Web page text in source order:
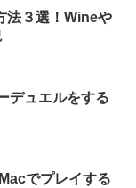
法３選！Wineや
デュエルをする
でプレイする